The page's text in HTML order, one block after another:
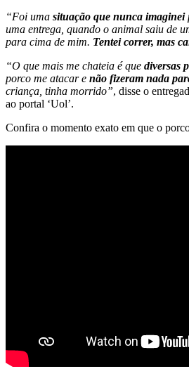
“Foi uma situação que nunca imaginei
uma entrega, quando o animal saiu de
para cima de mim. Tentei correr, mas
“O que mais me chateia é que diversas
porco me atacar e não fizeram nada
criança, tinha morrido”, disse o
ao portal ‘Uol’.
Confira o momento exato em que o